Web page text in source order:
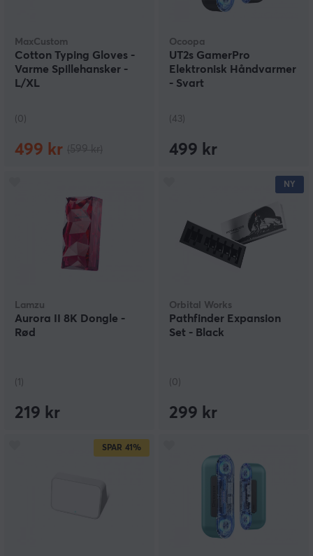
MaxCustom
Cotton Typing Gloves -
Varme Spillehansker -
L/XL
(0)
499 kr
Ocoopa
UT2s GamerPro
Elektronisk Håndvarmer
- Svart
(43)
499 kr
Lamzu
Aurora II 8K Dongle -
Rød
(1)
219 kr
NY
Orbital Works
Pathfinder Expansion
Set - Black
(0)
299 kr
SPAR 41%